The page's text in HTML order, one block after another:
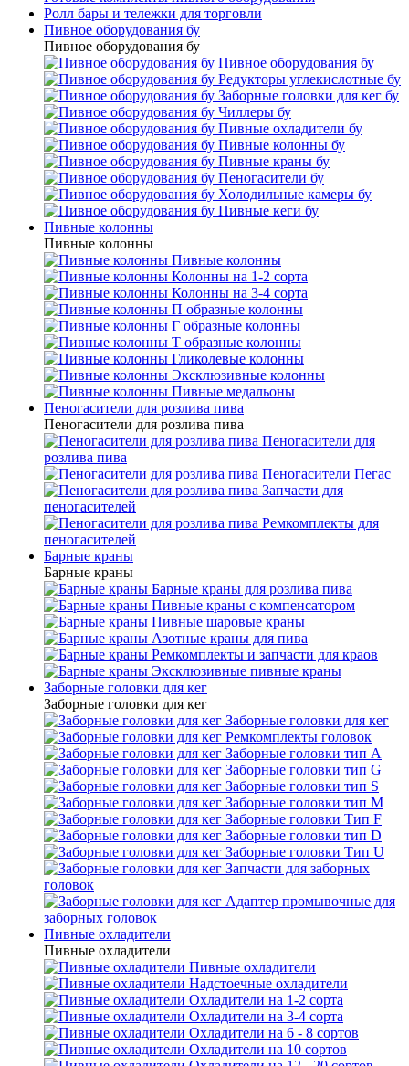
Ролл бары и тележки для торговли
Пивное оборудования бу
Пивное оборудования бу
Пивное оборудования бу
Редукторы углекислотные бу
Заборные головки для кег бу
Чиллеры бу
Пивные охладители бу
Пивные колонны бу
Пивные краны бу
Пеногасители бу
Холодильные камеры бу
Пивные кеги бу
Пивные колонны
Пивные колонны
Пивные колонны
Колонны на 1-2 сорта
Колонны на 3-4 сорта
П образные колонны
Г образные колонны
Т образные колонны
Гликолевые колонны
Эксклюзивные колонны
Пивные медальоны
Пеногасители для розлива пива
Пеногасители для розлива пива
Пеногасители для
розлива пива
Пеногасители Пегас
Запчасти для
пеногасителей
Ремкомплекты для
пеногасителей
Барные краны
Барные краны
Барные краны для розлива пива
Пивные краны с компенсатором
Пивные шаровые краны
Азотные краны для пива
Ремкомплекты и запчасти для краов
Эксклюзивные пивные краны
Заборные головки для кег
Заборные головки для кег
Заборные головки для кег
Ремкомплекты головок
Заборные головки тип А
Заборные головки тип G
Заборные головки тип S
Заборные головки тип М
Заборные головки Тип F
Заборные головки тип D
Заборные головки Тип U
Запчасти для заборных
головок
Адаптер промывочные для
заборных головок
Пивные охладители
Пивные охладители
Пивные охладители
Надстоечные охладители
Охладители на 1-2 сорта
Охладители на 3-4 сорта
Охладители на 6 - 8 сортов
Охладители на 10 сортов